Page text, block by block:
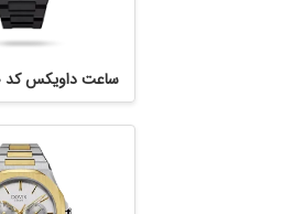
ساعت داویکس کد DV032G.10